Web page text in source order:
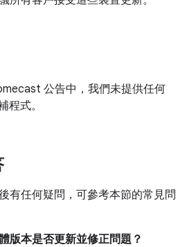
公告中，我們未提供任何
程式。
有任何疑問，可參考本節的常見問
版本是否更新並修正問題？